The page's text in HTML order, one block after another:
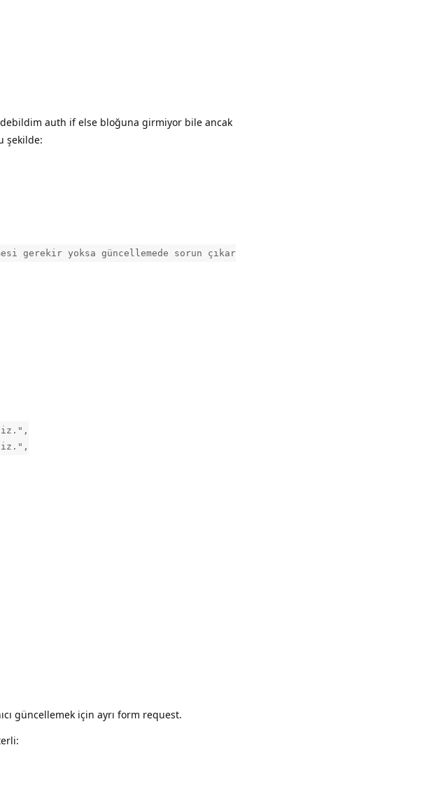
auth if else bloğuna girmiyor bile ancak
şekilde:
gerekir yoksa güncellemede sorun çıkar
güncellemek için ayrı form request.